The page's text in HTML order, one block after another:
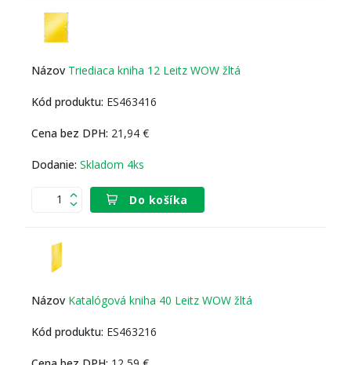
Triediaca kniha 12 Leitz WOW žltá
ES463416
21,94 €
Skladom 4ks
Do košíka
Katalógová kniha 40 Leitz WOW žltá
ES463216